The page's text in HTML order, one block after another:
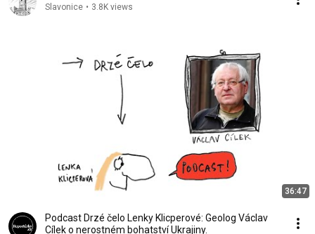
Slavonice • 3.8K views
36:47
Podcast Drzé čelo Lenky Klicperové: Geolog Václav
Cílek o nerostném bohatství Ukrajiny.